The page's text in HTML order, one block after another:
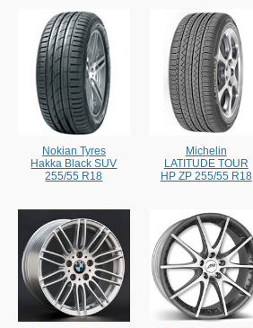
Nokian Tyres
Hakka Black SUV
255/55 R18
Michelin
LATITUDE TOUR
HP ZP 255/55 R18